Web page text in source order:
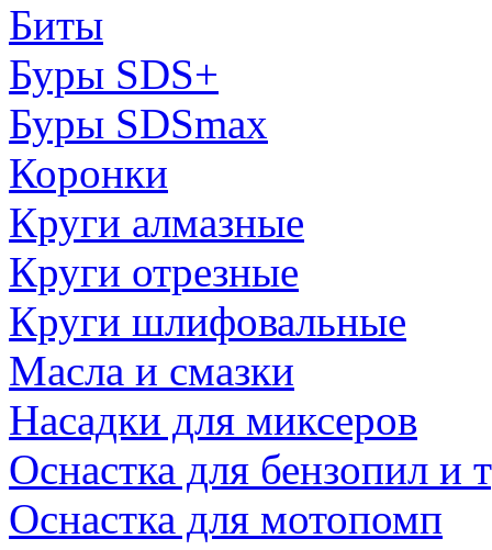
Биты
Буры SDS+
Буры SDSmax
Коронки
Круги алмазные
Круги отрезные
Круги шлифовальные
Масла и смазки
Насадки для миксеров
Оснастка для бензопил и
Оснастка для мотопомп